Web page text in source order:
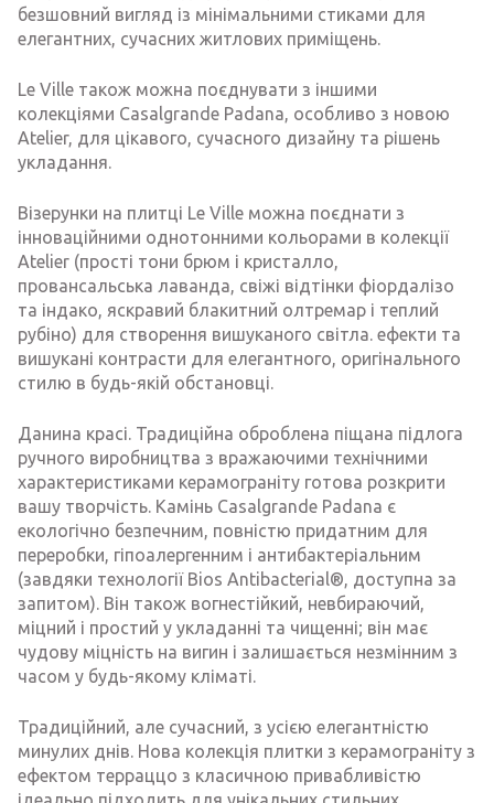
безшовний вигляд із мінімальними стиками для
елегантних, сучасних житлових приміщень.
Le Ville також можна поєднувати з іншими
колекціями Casalgrande Padana, особливо з новою
Atelier, для цікавого, сучасного дизайну та рішень
укладання.
Візерунки на плитці Le Ville можна поєднати з
інноваційними однотонними кольорами в колекції
Atelier (прості тони брюм і кристалло,
провансальська лаванда, свіжі відтінки фіордалізо
та індако, яскравий блакитний олтремар і теплий
рубіно) для створення вишуканого світла. ефекти та
вишукані контрасти для елегантного, оригінального
стилю в будь-якій обстановці.
Данина красі. Традиційна оброблена піщана підлога
ручного виробництва з вражаючими технічними
характеристиками керамограніту готова розкрити
вашу творчість. Камінь Casalgrande Padana є
екологічно безпечним, повністю придатним для
переробки, гіпоалергенним і антибактеріальним
(завдяки технології Bios Antibacterial®, доступна за
запитом). Він також вогнестійкий, невбираючий,
міцний і простий у укладанні та чищенні; він має
чудову міцність на вигин і залишається незмінним з
часом у будь-якому кліматі.
Традиційний, але сучасний, з усією елегантністю
минулих днів. Нова колекція плитки з керамограніту з
ефектом терраццо з класичною привабливістю